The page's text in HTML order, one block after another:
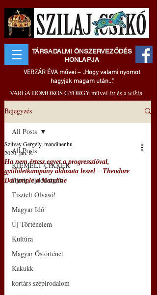
TÁRSADALMI ÖNSZERVEZŐDÉS
HONLAPJA
VERZÁR ÉVA művei – „Hogy valami nyomot
hagyjak magam után..."
VARGA DOMOKOS GYÖRGY művei ittés awikin
Bejegyzés
All Posts
KIEMELT CIKKEK
Hírek, újdonságok
Tisztelt Olvasó!
Magyar Idő
Új Történelem
Kultúra
Magyar Őstörténet
Kakukk
kortárs szépirodalom
All Posts
Ha nem értesz egyet a progresszióval,
gyűlöletkampány áldozata leszel – Theodore
Dalrymple a Mandine
Szilvay Gergely, mandiner.hu
2020. jan. 8.